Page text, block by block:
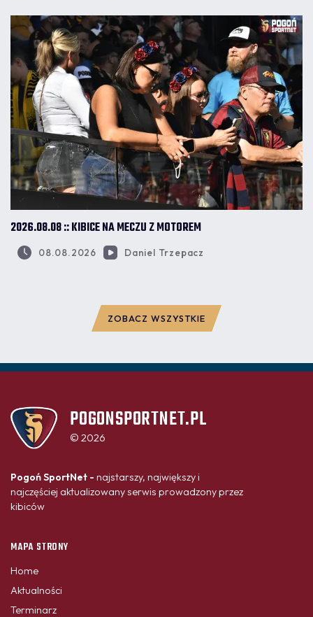
2026.08.08 :: KIBICE NA MECZU Z MOTOREM
08.08.2026 Daniel Trzepacz
ZOBACZ WSZYSTKIE
POGONSPORTNET.PL
© 2026
Pogoń SportNet - najstarszy, największy i
najczęściej aktualizowany serwis prowadzony przez
kibiców
MAPA STRONY
Home
Aktualności
Terminarz